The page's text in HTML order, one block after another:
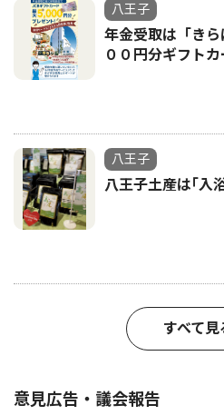
八王子
年金受取は「き
００円分ギフト
八王子
八王子土産は｢入
すべて見
意見広告・議会報告